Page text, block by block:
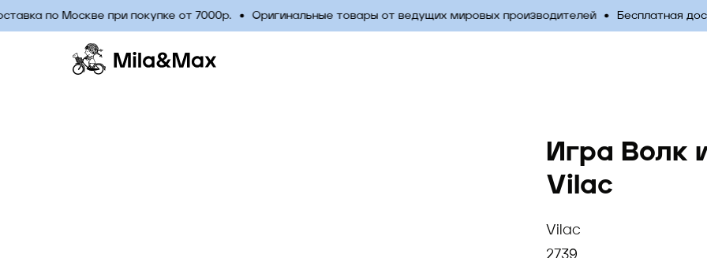
по Москве при покупке от 7000р. Оригинальные товары от ведущих мировых производителей Бесплатная
Игра Волк
Vilac
Vilac
2739